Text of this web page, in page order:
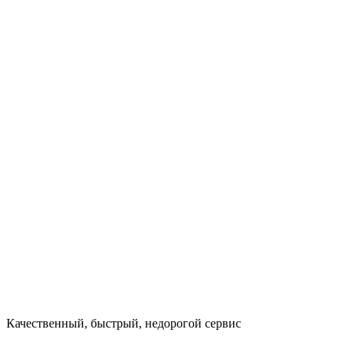
Качественный, быстрый, недорогой сервис